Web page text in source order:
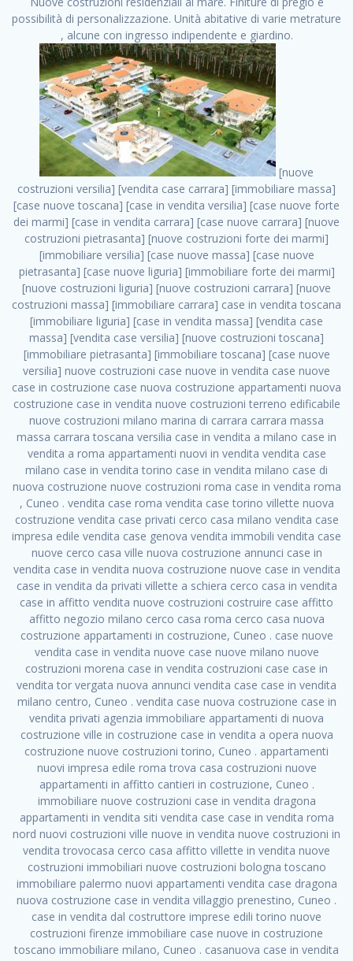
possibilità di personalizzazione. Unità abitative di varie metrature
, alcune con ingresso indipendente e giardino.
[nuove costruzioni versilia] [vendita case carrara] [immobiliare massa] [case nuove toscana] [case in vendita versilia] [case nuove forte dei marmi] [case in vendita carrara] [case nuove carrara] [nuove costruzioni pietrasanta] [nuove costruzioni forte dei marmi] [immobiliare versilia] [case nuove massa] [case nuove pietrasanta] [case nuove liguria] [immobiliare forte dei marmi] [nuove costruzioni liguria] [nuove costruzioni carrara] [nuove costruzioni massa] [immobiliare carrara] case in vendita toscana [immobiliare liguria] [case in vendita massa] [vendita case massa] [vendita case versilia] [nuove costruzioni toscana] [immobiliare pietrasanta] [immobiliare toscana] [case nuove versilia] nuove costruzioni case nuove in vendita case nuove case in costruzione case nuova costruzione appartamenti nuova costruzione case in vendita nuove costruzioni terreno edificabile nuove costruzioni milano marina di carrara carrara massa massa carrara toscana versilia case in vendita a milano case in vendita a roma appartamenti nuovi in vendita vendita case milano case in vendita torino case in vendita milano case di nuova costruzione nuove costruzioni roma case in vendita roma , Cuneo . vendita case roma vendita case torino villette nuova costruzione vendita case privati cerco casa milano vendita case impresa edile vendita case genova vendita immobili vendita case nuove cerco casa ville nuova costruzione annunci case in vendita case in vendita nuova costruzione nuove case in vendita case in vendita da privati villette a schiera cerco casa in vendita case in affitto vendita nuove costruzioni costruire case affitto affitto negozio milano cerco casa roma cerco casa nuova costruzione appartamenti in costruzione, Cuneo . case nuove vendita case in vendita nuove case nuove milano nuove costruzioni morena case in vendita costruzioni case case in vendita tor vergata nuova annunci vendita case case in vendita milano centro, Cuneo . vendita case nuova costruzione case in vendita privati agenzia immobiliare appartamenti di nuova costruzione ville in costruzione case in vendita a opera nuova costruzione nuove costruzioni torino, Cuneo . appartamenti nuovi impresa edile roma trova casa costruzioni nuove appartamenti in affitto cantieri in costruzione, Cuneo . immobiliare nuove costruzioni case in vendita dragona appartamenti in vendita siti vendita case case in vendita roma nord nuovi costruzioni ville nuove in vendita nuove costruzioni in vendita trovocasa cerco casa affitto villette in vendita nuove costruzioni immobiliari nuove costruzioni bologna toscano immobiliare palermo nuovi appartamenti vendita case dragona nuova costruzione case in vendita villaggio prenestino, Cuneo . case in vendita dal costruttore imprese edili torino nuove costruzioni firenze immobiliare case nuove in costruzione toscano immobiliare milano, Cuneo . casanuova case in vendita acilia dragona case in vendita di nuova costruzione case in vendita da costruttore nuove costruzioni eur case e cantieri appartamenti in vendita nuova costruzione case in vendita a dragona roma case in vendita nuove case in costruzione porta portese immobiliare appartamenti cerco casa disperatamente case in vendita torresina cascine in vendita vendita immobili roma, Cuneo . milano nuove costruzioni morena case in vendita costruzioni edili nuove costruzioni catania visure catastali on line gratis nuove costruzioni monza case in costruzione milano, Cuneo . nuove costruzioni boccea vendita immobili milano attico immobiliare roma vendita imprese edili bergamo impresa edile bologna case in vendita a classe appartamento nuovo nuove costruzioni pietralata case costruzione case in vendita roma sud nuove costruzioni residenziali a milano appartamenti nuova costruzione milano case in vendita boccea case in vendita morena nuove costruzioni vendita immobili privati, Cuneo . comprare casa nuova costruzione case in vendita con leasing case in vendita ostia antica case nuova costruzione milano appartamenti nuovi milano case nuove roma nuove costruzioni bari edilizia convenzionata case in vendita a tortona villaggio prenestino case in vendita toscano immobiliare professione casa nuove costruzioni parma impresa costruzioni nuove case nuove costruzioni bergamo vendita immobili torino ville di nuova costruzione solo affitti appartamento nuovo in vendita appartamenti nuova costruzione roma case nuova costruzione roma, Cuneo . nuove costruzioni a milano case in costruzione roma impresa di costruzioni grimaldi immobiliare costruzioni villetta nuova costruzione case in vendita da imprese edili cerco casa a acquisto casa in costruzione nuove costruzioni mare costruzioni immobiliari cantieri nuove costruzioni acquisto casa nuova costruzione nuove costruzioni padova comprare casa in costruzione impresa edile napoli nuove costruzioni pescara casa risorse immobiliari, Cuneo . immobili in costruzione villette nuove villette nuove in vendita gabetti imprese edili verona nuove costruzioni milano sud nuovi immobili nuove costruzioni legnano, Cuneo . cantieri nuove costruzioni milano villa nuova case vendita nuove costruzioni appartamenti in vendita nuovi immobili nuovi costruttori case imprese edili brescia nuovi appartamenti milano case in vendita selva nera casa nuova retecasa case nuova costruzione in vendita monolocale imprese edili firenze imprese edili padova frimm vendita case dragona nuove costruzioni vendita imprese edili parma imprese di costruzioni milano immobiliare toscano frimm immobiliare roma case case dal costruttore acquisto terreno agricolo imprese edili italiane roma vende casa case nuove a milano nuove costruzioni a roma imprese costruzioni roma cerco casa nuova immobili di nuova costruzione case in vendita castelverde roma impresa edile palermo rent to buy roma nuove costruzioni, Cuneo . tempocasa case in vendita a riscatto nuove costruzioni varese nuove costruzioni bolzano vendita case in costruzione nuove costruzioni lecce cantiere milano costruire villa imprese edili treviso impresa edile catania case in vendita roma tiburtina vendita appartamenti nuova costruzione vendita immobili commerciali case nuove in vendita milano nuove costruzioni seregno cerca casa vendita cerco casa milano vendita nuove costruzioni milano ovest vendita case nuove milano imprese edili modena nuove costruzioni milano centro case in vendita aranova nuove abitazioni, Cuneo ., Cuneo . nuove costruzioni brescia nuove costruzioni como appartamenti nuovi in vendita a milano case in vendita bologna nuove costruzioni appartamenti in vendita milano nuova costruzione imprese edili como morena nuove costruzioni nuove costruzioni case vendita appartamenti nuovi nuove costruzioni salerno eurekasa villette in costruzione bilocali nuovi case nuove in vendita a roma case in vendita con permuta nuove costruzioni trento impresa edile varese imprese costruzioni milano imprese edili venezia case in vendita prenestina imprese edili spa nuove costruzioni gallarate roma nuove costruzioni case in nuova costruzione nuovi case nuove in vendita a milano nuove costruzioni loano nuovi cantieri milano imprese edili novara case in vendita roma est imprese di costruzioni roma appartamenti in costruzione milano nuovi cantieri cerco casa vendita milano nuove costruzioni brugherio vendita case da imprese edili imprese edili udine nuove costruzioni direttamente dal costruttore imprese edili vicenza case in vendita a loano nuova costruzione nuove villette prezzi case nuove case in vendita in costruzione compravendita terreno agricolo cantiere, Cuneo . case in vendita milano navigli costruzione nuova casa costruzioni nuove milano nuove costruzioni roma rent to buy nuove costruzioni taranto palazzo in costruzione vendita appartamenti nuova costruzione milano centro costruzioni milano case in vendita milano nuove costruzioni case in vendita milano sud impresa edile como case nuove a roma boccea case in vendita imprese edili trento nuove costruzioni buccinasco case in costruzione a milano nuove costruzioni ripamonti case in vendita a salerno nuove costruzioni nuove residenze milano case nuove vendita milano nuove costruzioni milano nord nuove costruzioni livorno vendita nuove costruzioni roma nuove costruzioni liguria costruzioni roma cerco casa roma vendita nuove costruzioni classe a impresa edile rimini nuovi annunci case in vendita nuove costruzioni magenta todini costruzioni case grezze in vendita vendita appartamenti nuovi milano case in vendita gallaratese milano nuove costruzioni arezzo, Cuneo . case in vendita castelverde case nuove dal costruttore nuovo appartamento nuove costruzioni desenzano imprese edili lombardia imprese edili veneto appartamenti in costruzione roma case vendita pescara nuove costruzioni case in vendita ad acilia imprese edili verona e provincia nuove costruzioni desio appartamenti classe a milano firenze nuove costruzioni pirelli re immobiliare grandi imprese di costruzioni case in vendita torresina roma case in vendita navigli milano nuove costruzioni roma centro nuovecostruzioni appartamenti nuovi a milano impresa edile ancona nuove residenze dragona case in vendita nuove costruzioni brindisi vendita nuove costruzioni milano case in vendita arredate nuove case milano case nuove milano centro sito impresa edile nuove costruzioni montesilvano case vendita monza nuove costruzioni vendita case nuove roma impresa edile monza case in vendita vimercate nuova costruzione nuove costruzioni opera imprese edili to